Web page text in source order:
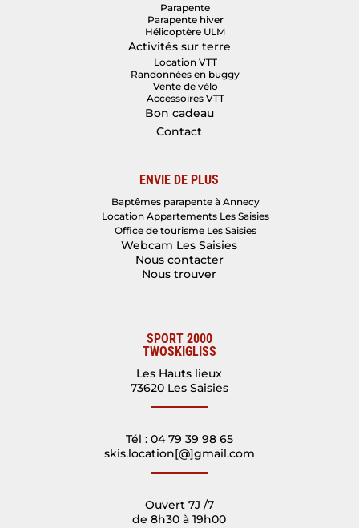
Parapente
Parapente hiver
Hélicoptère ULM
Activités sur terre
Location VTT
Randonnées en buggy
Vente de vélo
Accessoires VTT
Bon cadeau
Contact
ENVIE DE PLUS
Baptêmes parapente à Annecy
Location Appartements Les Saisies
Office de tourisme Les Saisies
Webcam Les Saisies
Nous contacter
Nous trouver
SPORT 2000
TWOSKIGLISS
Les Hauts lieux
73620 Les Saisies
Tél : 04 79 39 98 65
skis.location[@]gmail.com
Ouvert 7J /7
de 8h30 à 19h00